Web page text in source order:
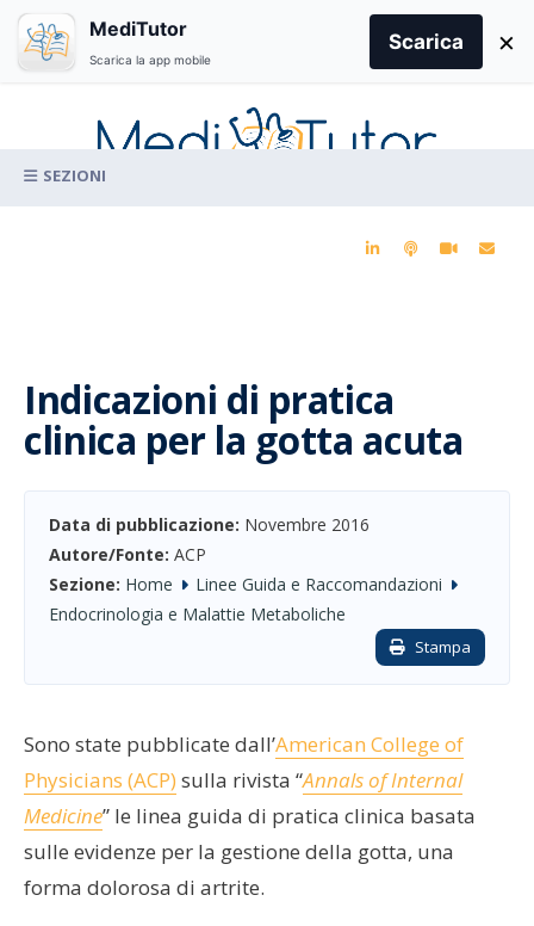
content
Indicazioni di pratica
clinica per la gotta acuta
Data di pubblicazione: Novembre 2016
Autore/Fonte: ACP
Sezione: Home
Linee Guida e Raccomandazioni
Endocrinologia e Malattie Metaboliche
Stampa
Sono state pubblicate dall’American College of
Physicians (ACP) sulla rivista “Annals of Internal
Medicine” le linea guida di pratica clinica basata
sulle evidenze per la gestione della gotta, una
forma dolorosa di artrite.
for:
MediTutor
Scarica la app mobile
Scarica ×